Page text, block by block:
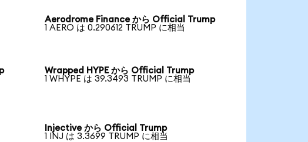
Aerodrome Finance から Official Trump
1 AERO は 0.290612 TRUMP に相当
Wrapped HYPE から Official Trump
1 WHYPE は 39.3493 TRUMP に相当
Injective から Official Trump
1 INJ は 3.3699 TRUMP に相当